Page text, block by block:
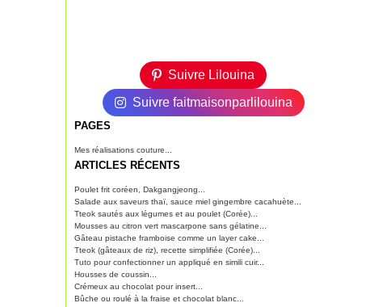
Suivre Lilouina
Suivre faitmaisonparlilouina
PAGES
Mes réalisations couture...
ARTICLES RÉCENTS
Poulet frit coréen, Dakgangjeong...
Salade aux saveurs thaï, sauce miel gingembre cacahuète...
Tteok sautés aux légumes et au poulet (Corée)...
Mousses au citron vert mascarpone sans gélatine...
Gâteau pistache framboise comme un layer cake...
Tteok (gâteaux de riz), recette simplifiée (Corée)...
Tuto pour confectionner un appliqué en simili cuir...
Housses de coussin...
Crémeux au chocolat pour insert...
Bûche ou roulé à la fraise et chocolat blanc...